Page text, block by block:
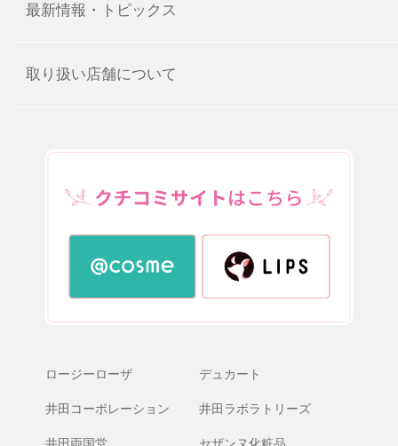
最新情報・トピックス
取り扱い店舗について
ロージーローザ デュカート
井田コーポレーション 井田ラボラトリーズ
井田両国堂 セザンヌ化粧品